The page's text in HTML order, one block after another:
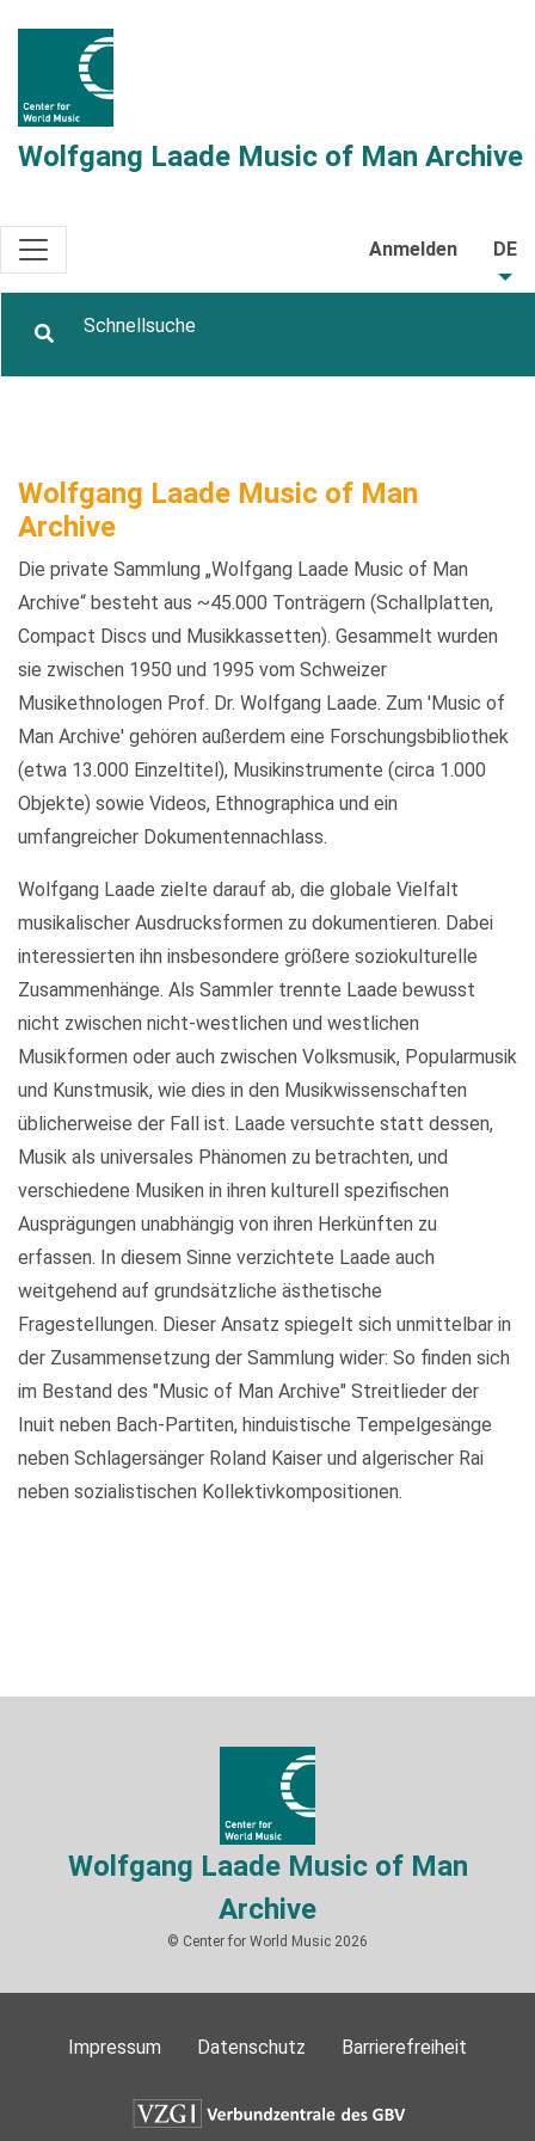
Wolfgang Laade Music of Man Archive
Anmelden DE
Wolfgang Laade Music of Man
Archive
Die private Sammlung „Wolfgang Laade Music of Man
Archive“ besteht aus ~45.000 Tonträgern (Schallplatten,
Compact Discs und Musikkassetten). Gesammelt wurden
sie zwischen 1950 und 1995 vom Schweizer
Musikethnologen Prof. Dr. Wolfgang Laade. Zum 'Music of
Man Archive' gehören außerdem eine Forschungsbibliothek
(etwa 13.000 Einzeltitel), Musikinstrumente (circa 1.000
Objekte) sowie Videos, Ethnographica und ein
umfangreicher Dokumentennachlass.
Wolfgang Laade zielte darauf ab, die globale Vielfalt
musikalischer Ausdrucksformen zu dokumentieren. Dabei
interessierten ihn insbesondere größere soziokulturelle
Zusammenhänge. Als Sammler trennte Laade bewusst
nicht zwischen nicht-westlichen und westlichen
Musikformen oder auch zwischen Volksmusik, Popularmusik
und Kunstmusik, wie dies in den Musikwissenschaften
üblicherweise der Fall ist. Laade versuchte statt dessen,
Musik als universales Phänomen zu betrachten, und
verschiedene Musiken in ihren kulturell spezifischen
Ausprägungen unabhängig von ihren Herkünften zu
erfassen. In diesem Sinne verzichtete Laade auch
weitgehend auf grundsätzliche ästhetische
Fragestellungen. Dieser Ansatz spiegelt sich unmittelbar in
der Zusammensetzung der Sammlung wider: So finden sich
im Bestand des "Music of Man Archive" Streitlieder der
Inuit neben Bach-Partiten, hinduistische Tempelgesänge
neben Schlagersänger Roland Kaiser und algerischer Rai
neben sozialistischen Kollektivkompositionen.
Wolfgang Laade Music of Man
Archive
© Center for World Music 2026
Impressum Datenschutz Barrierefreiheit